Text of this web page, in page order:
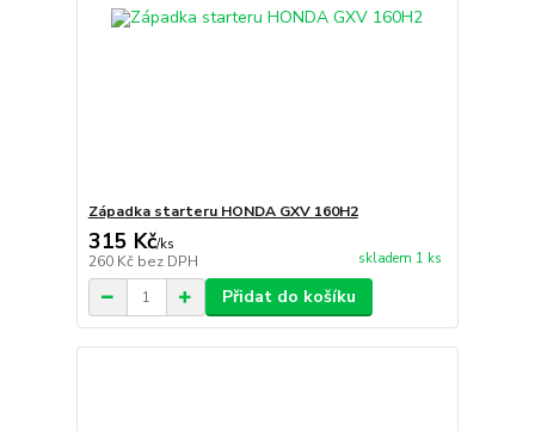
Západka starteru HONDA GXV 160H2
315 Kč/ks
260 Kč bez DPH skladem 1 ks
Přidat do košíku